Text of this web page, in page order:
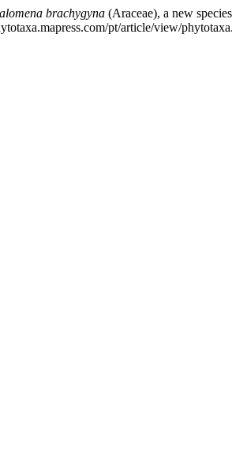
brachygyna (Araceae), a new
pt/article/view/